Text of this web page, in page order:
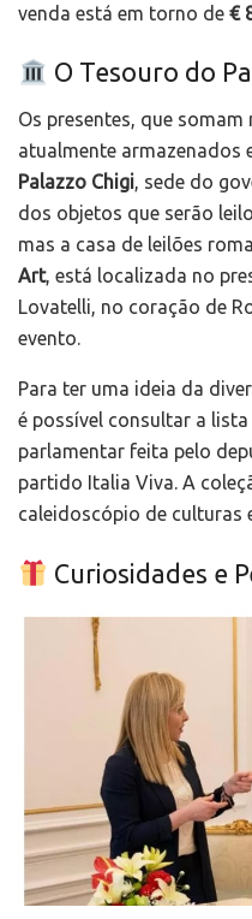
venda está em torno de €
O Tesouro do
Os presentes, que somam
atualmente armazenados
Palazzo Chigi, sede do
dos objetos que serão
mas a casa de leilões
Art, está localizada no
Lovatelli, no coração de
evento.
Para ter uma ideia da
é possível consultar a
parlamentar feita pelo
partido Italia Viva. A
caleidoscópio de culturas
Curiosidades e